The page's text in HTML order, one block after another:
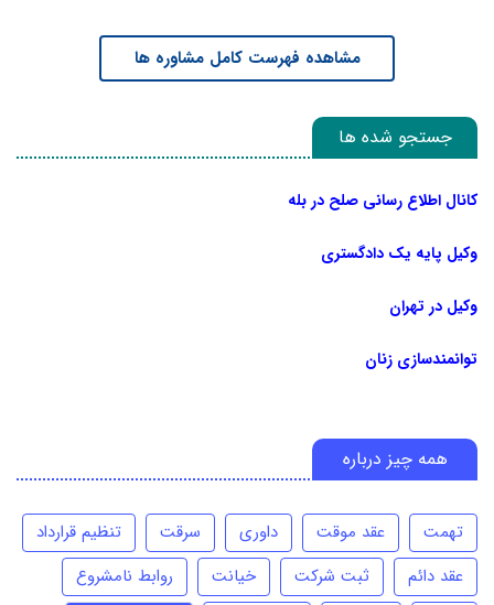
مشاهده فهرست کامل مشاوره ها
جستجو شده ها
کانال اطلاع رسانی صلح در بله
وکیل پایه یک دادگستری
وکیل در تهران
توانمندسازی زنان
همه چیز درباره
تهمت عقد موقت داوری سرقت
تنظیم قرارداد
عقد دائم
ثبت شرکت خیانت روابط نامشروع